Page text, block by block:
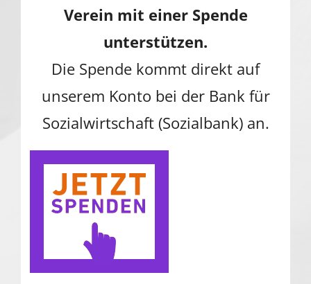
Verein mit einer Spende
unterstützen.
Die Spende kommt direkt auf
unserem Konto bei der Bank für
Sozialwirtschaft (Sozialbank) an.